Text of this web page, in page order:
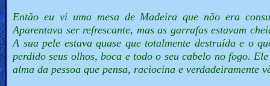
Então eu vi uma mesa de Madeira que não era
Aparentava ser refrescante, mas as garrafas estavam
A sua pele estava quase que totalmente destruída e o
perdido seus olhos, boca e todo o seu cabelo no fogo.
alma da pessoa que pensa, raciocina e verdadeiramente